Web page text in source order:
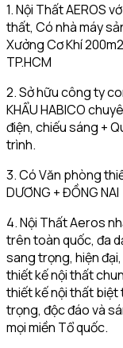
1. Nội Thất AEROS
thất, Có nhà máy
Xưởng Cơ Khí
TP.HCM
2. Sở hữu công ty
KHẨU HABICO
điện, chiếu sáng +
trình.
3. Có Văn phòng
DƯƠNG + ĐỒNG NAI
4. Nội Thất Aeros
trên toàn quốc, đa
sang trọng, hiện
thiết kế nội thất
thiết kế nội thất biệt
trọng, độc đáo và
mọi miền Tổ quốc.